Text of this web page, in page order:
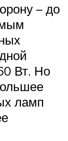
– до
Вт. Но
ламп